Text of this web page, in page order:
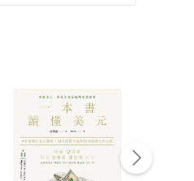
有形媒介提供之數位
費者同意若訂購後
請取消訂單/ 退
完成訂單
Complete